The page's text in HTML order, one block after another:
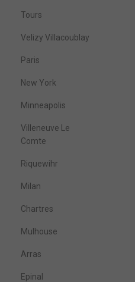
Tours
Velizy Villacoublay
Paris
New York
Minneapolis
Villeneuve Le
Comte
Riquewihr
Milan
Chartres
Mulhouse
Arras
Epinal